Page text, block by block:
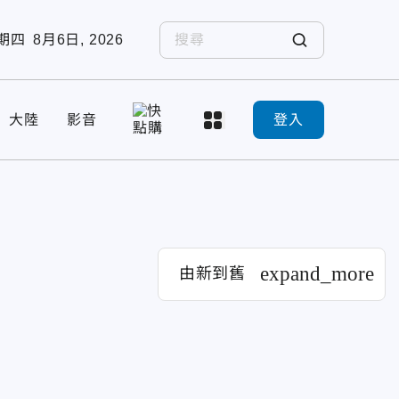
四 8月6日, 2026
大陸 影音 登入
由新到舊 expand_more